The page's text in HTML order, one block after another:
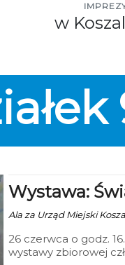
w
Wystawa:
Ala za Urząd Miejski
26 czerwca o godz.
wystawy zbiorowej